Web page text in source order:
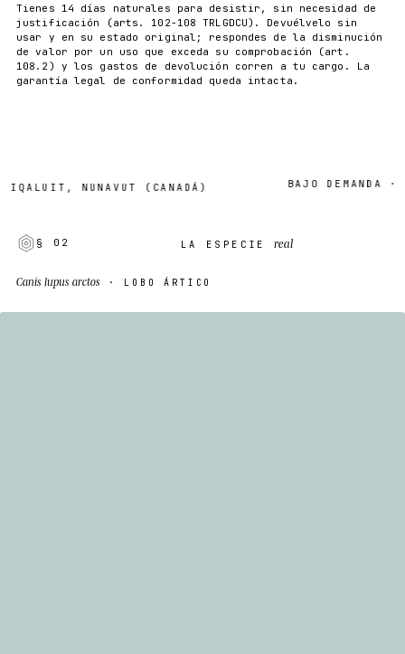
Tienes 14 días naturales para desistir, sin necesidad de
justificación (arts. 102-108 TRLGDCU). Devuélvelo sin
usar y en su estado original; respondes de la disminución
de valor por un uso que exceda su comprobación (art.
108.2) y los gastos de devolución corren a tu cargo. La
garantía legal de conformidad queda intacta.
NUNAVUT (CANADÁ) BAJO DEMANDA ·
§ 02 LA ESPECIE real
Canis lupus arctos · LOBO ÁRTICO